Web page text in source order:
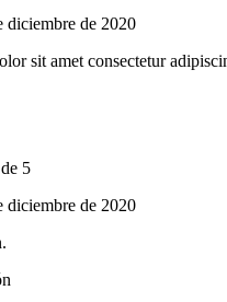
diciembre de 2020
sit amet consectetur
de 5
diciembre de 2020